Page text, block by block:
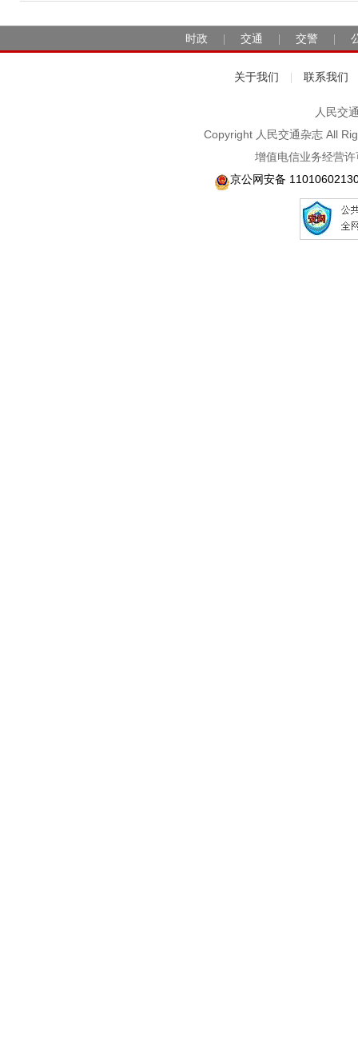
时政 交通 交警
关于我们 联系我们
人民交
Copyright 人民交通杂志 All
增值电信业务经营
京公网安备